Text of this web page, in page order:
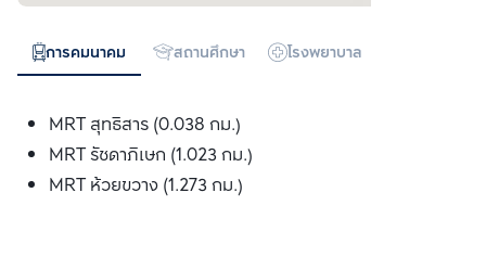
การคมนาคม สถานศึกษา โรงพยาบาล
MRT สุทธิสาร (0.038 กม.)
MRT รัชดาภิเษก (1.023 กม.)
MRT ห้วยขวาง (1.273 กม.)